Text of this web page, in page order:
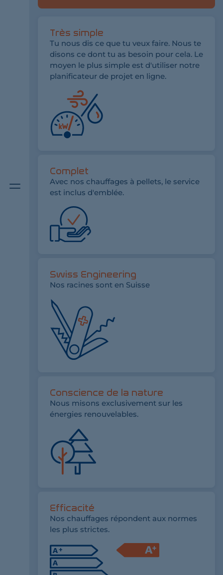
de
Très simple
Tu nous dis ce que tu veux faire. Nous te
disons ce dont tu as besoin pour cela. Le
moyen le plus simple est d'utiliser notre
planificateur de projet en ligne.
Complet
Avec nos chauffages à pellets, le service
est inclus d'emblée.
Swiss Engineering
Nos racines sont en Suisse
Conscience de la nature
Nous misons exclusivement sur les
énergies renouvelables.
Efficacité
Nos chauffages répondent aux normes
les plus strictes.